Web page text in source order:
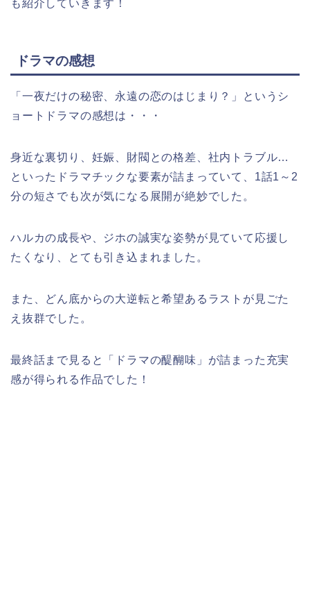
も紹介していきます！
ドラマの感想
「一夜だけの秘密、永遠の恋のはじまり？」というシ
ョートドラマの感想は・・・
身近な裏切り、妊娠、財閥との格差、社内トラブル…
といったドラマチックな要素が詰まっていて、1話1～2
分の短さでも次が気になる展開が絶妙でした。
ハルカの成長や、ジホの誠実な姿勢が見ていて応援し
たくなり、とても引き込まれました。
また、どん底からの大逆転と希望あるラストが見ごた
え抜群でした。
最終話まで見ると「ドラマの醍醐味」が詰まった充実
感が得られる作品でした！